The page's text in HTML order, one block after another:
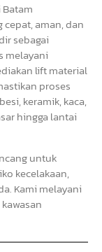
aman, dan
sebagai
melayani
lift material
proses
keramik, kaca,
hingga lantai
untuk
kecelakaan,
Kami melayani